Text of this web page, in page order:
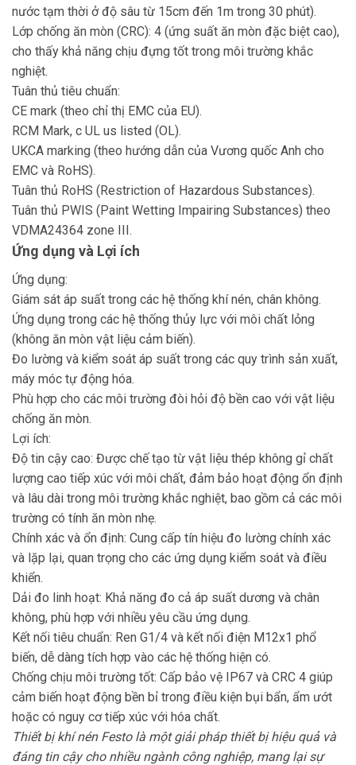
nước tạm thời ở độ sâu từ 15cm đến 1m trong 30 phút).
Lớp chống ăn mòn (CRC): 4 (ứng suất ăn mòn đặc biệt cao),
cho thấy khả năng chịu đựng tốt trong môi trường khắc
nghiệt.
Tuân thủ tiêu chuẩn:
CE mark (theo chỉ thị EMC của EU).
RCM Mark, c UL us listed (OL).
UKCA marking (theo hướng dẫn của Vương quốc Anh cho
EMC và RoHS).
Tuân thủ RoHS (Restriction of Hazardous Substances).
Tuân thủ PWIS (Paint Wetting Impairing Substances) theo
VDMA24364 zone III.
Ứng dụng và Lợi ích
Ứng dụng:
Giám sát áp suất trong các hệ thống khí nén, chân không.
Ứng dụng trong các hệ thống thủy lực với môi chất lỏng
(không ăn mòn vật liệu cảm biến).
Đo lường và kiểm soát áp suất trong các quy trình sản xuất,
máy móc tự động hóa.
Phù hợp cho các môi trường đòi hỏi độ bền cao với vật liệu
chống ăn mòn.
Lợi ích:
Độ tin cậy cao: Được chế tạo từ vật liệu thép không gỉ chất
lượng cao tiếp xúc với môi chất, đảm bảo hoạt động ổn định
và lâu dài trong môi trường khắc nghiệt, bao gồm cả các môi
trường có tính ăn mòn nhẹ.
Chính xác và ổn định: Cung cấp tín hiệu đo lường chính xác
và lặp lại, quan trọng cho các ứng dụng kiểm soát và điều
khiển.
Dải đo linh hoạt: Khả năng đo cả áp suất dương và chân
không, phù hợp với nhiều yêu cầu ứng dụng.
Kết nối tiêu chuẩn: Ren G1/4 và kết nối điện M12x1 phổ
biến, dễ dàng tích hợp vào các hệ thống hiện có.
Chống chịu môi trường tốt: Cấp bảo vệ IP67 và CRC 4 giúp
cảm biến hoạt động bền bỉ trong điều kiện bụi bẩn, ẩm ướt
hoặc có nguy cơ tiếp xúc với hóa chất.
Thiết bị khí nén Festo là một giải pháp thiết bị hiệu quả và
đáng tin cậy cho nhiều ngành công nghiệp, mang lại sự